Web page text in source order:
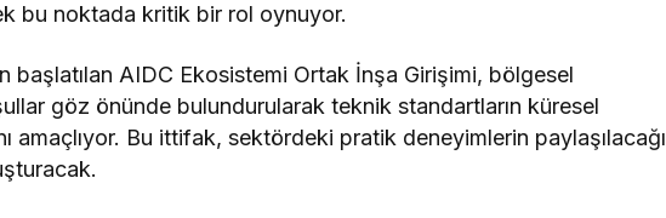
bu noktada kritik bir rol oynuyor.
başlatılan AIDC Ekosistemi Ortak İnşa Girişimi, bölgesel
göz önünde bulundurularak teknik standartların küresel
amaçlıyor. Bu ittifak, sektördeki pratik deneyimlerin paylaşılacağı